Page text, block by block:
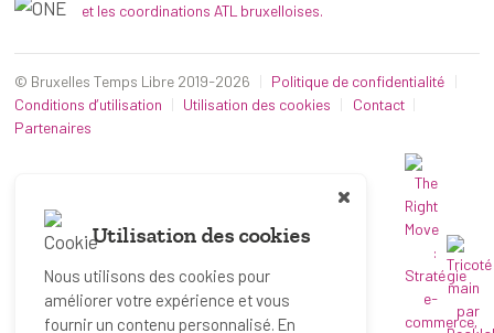
et les coordinations ATL bruxelloises.
© Bruxelles Temps Libre 2019-2026
Politique de confidentialité
Conditions d’utilisation
Utilisation des cookies
Contact
Partenaires
Utilisation des cookies
Nous utilisons des cookies pour
améliorer votre expérience et vous
fournir un contenu personnalisé. En